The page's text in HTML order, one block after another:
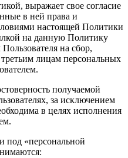
выражает свое согласие
в ней права и
настоящей Политики
на данную Политику
на сбор,
лицам персональных
получаемой
за исключением
в целях исполнения
под «персональной